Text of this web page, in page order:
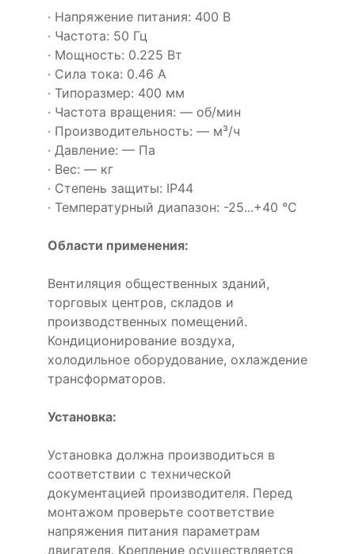
· Напряжение питания: 400 В
· Частота: 50 Гц
· Мощность: 0.225 Вт
· Сила тока: 0.46 А
· Типоразмер: 400 мм
· Частота вращения: — об/мин
· Производительность: — м³/ч
· Давление: — Па
· Вес: — кг
· Степень защиты: IP44
· Температурный диапазон: -25...+40 °C
Области применения:
Вентиляция общественных зданий,
торговых центров, складов и
производственных помещений.
Кондиционирование воздуха,
холодильное оборудование, охлаждение
трансформаторов.
Установка:
Установка должна производиться в
соответствии с технической
документацией производителя. Перед
монтажом проверьте соответствие
напряжения питания параметрам
двигателя. Крепление осуществляется